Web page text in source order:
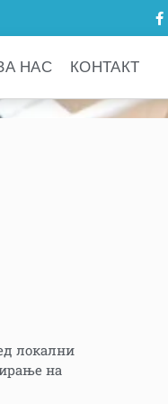
НАС КОНТАКТ
локални
на